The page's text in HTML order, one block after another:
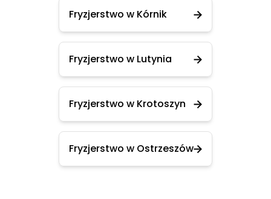
Fryzjerstwo w Kórnik
Fryzjerstwo w Lutynia
Fryzjerstwo w Krotoszyn
Fryzjerstwo w Ostrzeszów